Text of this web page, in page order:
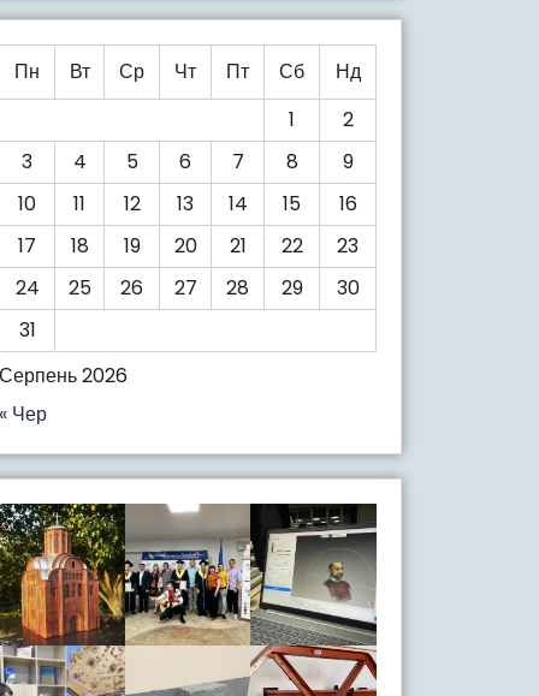
Серпень 2026
Пн Вт Ср Чт Пт Сб
Нд
1
2
3
4 5 6 7 8
9
10
11 12 13 14 15
16
17
18 19 20 21 22
23
24
25 26 27 28 29
30
31
« Чер